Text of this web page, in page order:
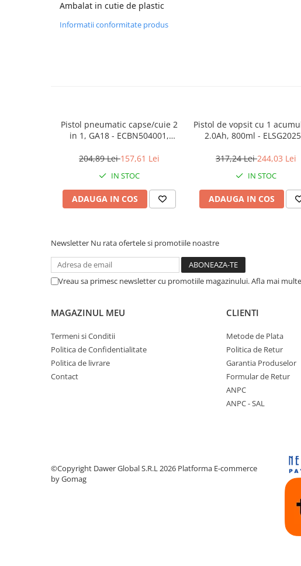
Atomizoare si pompe de stropit
Utilaje Gradinarit
Iluminat si electrice
Mori electrice
Mori electrice
Accesorii mori electrice
Zdrobitoare struguri, fructe si
Generatoare și Motoare
Set chei, tubulare, truse chei
Ambalat in cutie de plastic
Informatii conformitate produs
Pistol pneumatic capse/cuie 2
in 1, GA18 - ECBN504001,
204,89 Lei157,61 Lei
IN STOC
ADAUGA IN COS
Pistol de vopsit cu 1
2.0Ah, 800ml -
317,24 Lei244,03 Lei
IN STOC
ADAUGA IN COS
Newsletter Nu rata ofertele si promotiile noastre
Vreau sa primesc newsletter cu promotiile magazinului. Afla mai
MAGAZINUL MEU
Termeni si Conditii
Politica de Confidentialitate
Politica de livrare
Contact
CLIENTI
Metode de Plata
Politica de Retur
Garantia Produselor
Formular de Retur
ANPC
ANPC - SAL
©Copyright Dawer Global S.R.L 2026 Platforma E-commerce
by Gomag